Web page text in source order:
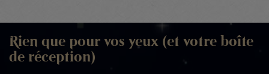
Rien que pour vos yeux (et votre boîte
de réception)